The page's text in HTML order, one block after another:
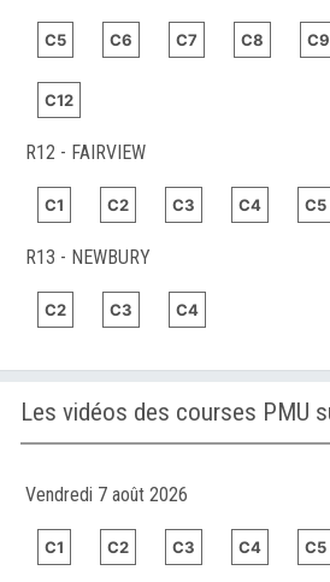
C5 C6 C7 C8 C9
C12
R12 - FAIRVIEW
C1 C2 C3 C4 C5
R13 - NEWBURY
C2 C3 C4
Vendredi 7 août 2026
C1 C2 C3 C4 C5